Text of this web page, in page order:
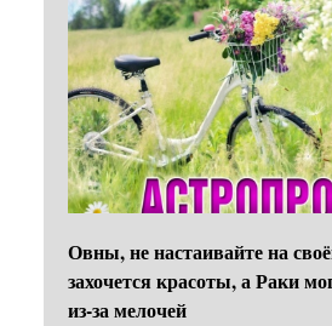
Овны, не настаивайте на
захочется красоты, а Раки
из-за мелочей